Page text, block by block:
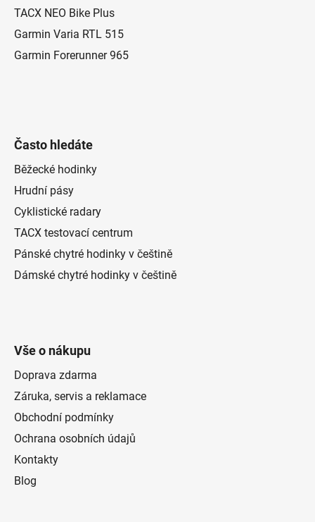
TACX NEO Bike Plus
Garmin Varia RTL 515
Garmin Forerunner 965
Často hledáte
Běžecké hodinky
Hrudní pásy
Cyklistické radary
TACX testovací centrum
Pánské chytré hodinky v češtině
Dámské chytré hodinky v češtině
Vše o nákupu
Doprava zdarma
Záruka, servis a reklamace
Obchodní podmínky
Ochrana osobních údajů
Kontakty
Blog